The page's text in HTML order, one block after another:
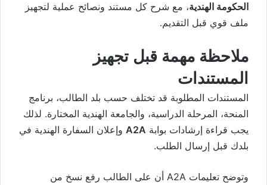
الحكومة الهندية، مع شرح كل مستند ونصائح عملية لتجهيز
ملف قوي قبل التقديم.
ملاحظة مهمة قبل تجهيز
المستندات
المستندات المطلوبة قد تختلف حسب بلد الطالب، برنامج
المنحة، المرحلة الدراسية، والجامعة الهندية المختارة. لذلك
يجب قراءة إرشادات بوابة A2A وإعلان السفارة الهندية في
بلدك قبل إرسال الطلب.
وتوضح تعليمات A2A أن على الطالب رفع نسخ من